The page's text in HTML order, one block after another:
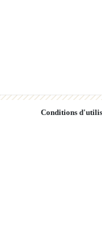
Conditions